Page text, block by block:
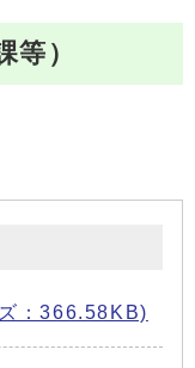
）
：366.58KB)